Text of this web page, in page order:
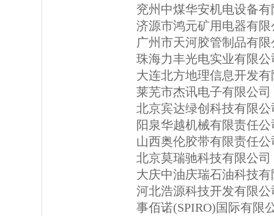
兖州中煤华安机电设备有
济源市鸿元矿用电器有限
广州市天河胶管制品有限
珠海力丰光电实业有限公
大连北方地理信息开发
莱芜市杰讯电子有限公司
北京宾达绿创科技有限公
阳泉华越机械有限责任公
山西奥伦胶带有限责任公
北京莫瑞驰科技有限公司
大庆中油庆瑞石油科技
河北浩源科技开发有限公
事佰诺(SPIRO)国际有限